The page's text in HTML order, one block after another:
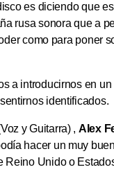
es diciendo que
rusa sonora que a
como para poner
a introducirnos en
identificados.
y Guitarra) , Alex
hacer un muy
Reino Unido o